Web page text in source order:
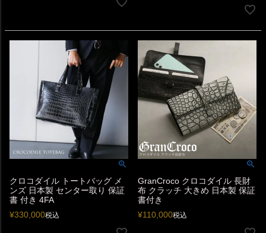
クロコダイル トートバッグ メ
ンズ 日本製 センター取り 保証
書 付き 4FA
¥330,000税込
GranCroco クロコダイル 長財
布 クラッチ 大きめ 日本製 保証
書付き
¥110,000税込